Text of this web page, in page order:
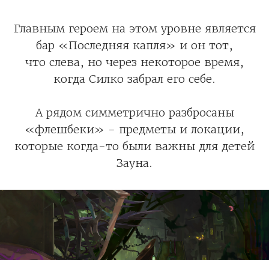
Главным героем на этом уровне является
бар «Последняя капля» и он тот,
что слева, но через некоторое время,
когда Силко забрал его себе.
А рядом симметрично разбросаны
«флешбеки» - предметы и локации,
которые когда-то были важны для детей
Зауна.